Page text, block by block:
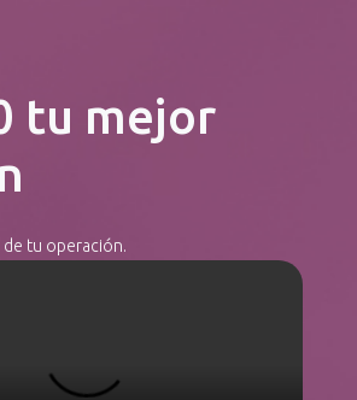
tu mejor
de tu operación.